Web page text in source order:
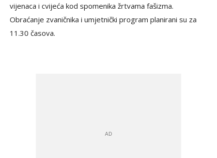
vijenaca i cvijeća kod spomenika žrtvama fašizma.
Obraćanje zvaničnika i umjetnički program planirani su za
11.30 časova.